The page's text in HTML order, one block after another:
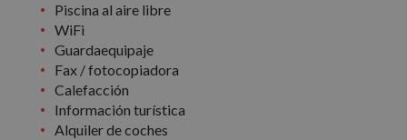
Piscina al aire libre
WiFi
Guardaequipaje
Fax / fotocopiadora
Calefacción
Información turística
Alquiler de coches